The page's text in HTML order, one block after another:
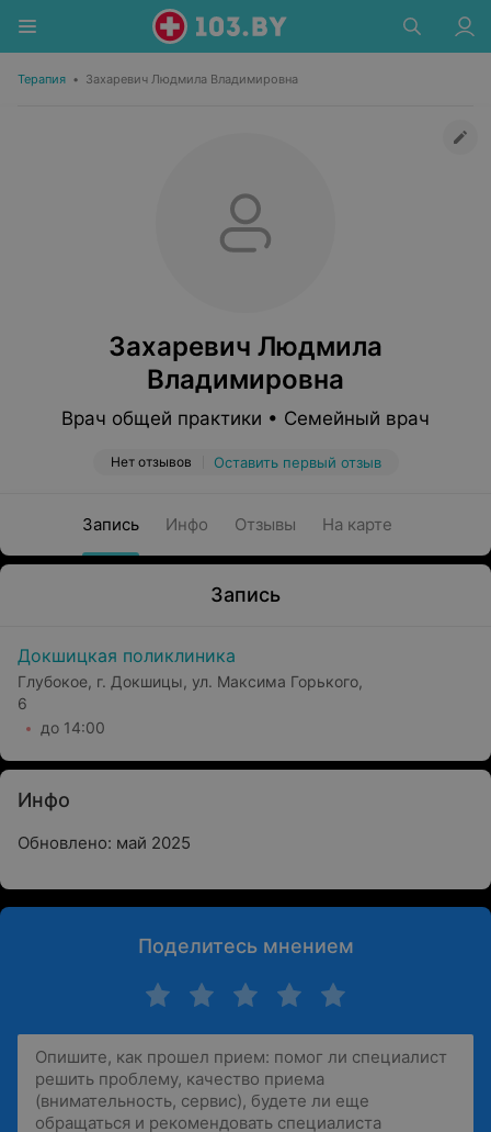
Терапия • Захаревич Людмила Владимировна
Захаревич Людмила
Владимировна
Врач общей практики • Семейный врач
Нет отзывов Оставить первый отзыв
Запись Инфо Отзывы На карте
Запись
Докшицкая поликлиника
Глубокое, г. Докшицы, ул. Максима Горького,
6
до 14:00
Инфо
Обновлено: май 2025
Поделитесь мнением